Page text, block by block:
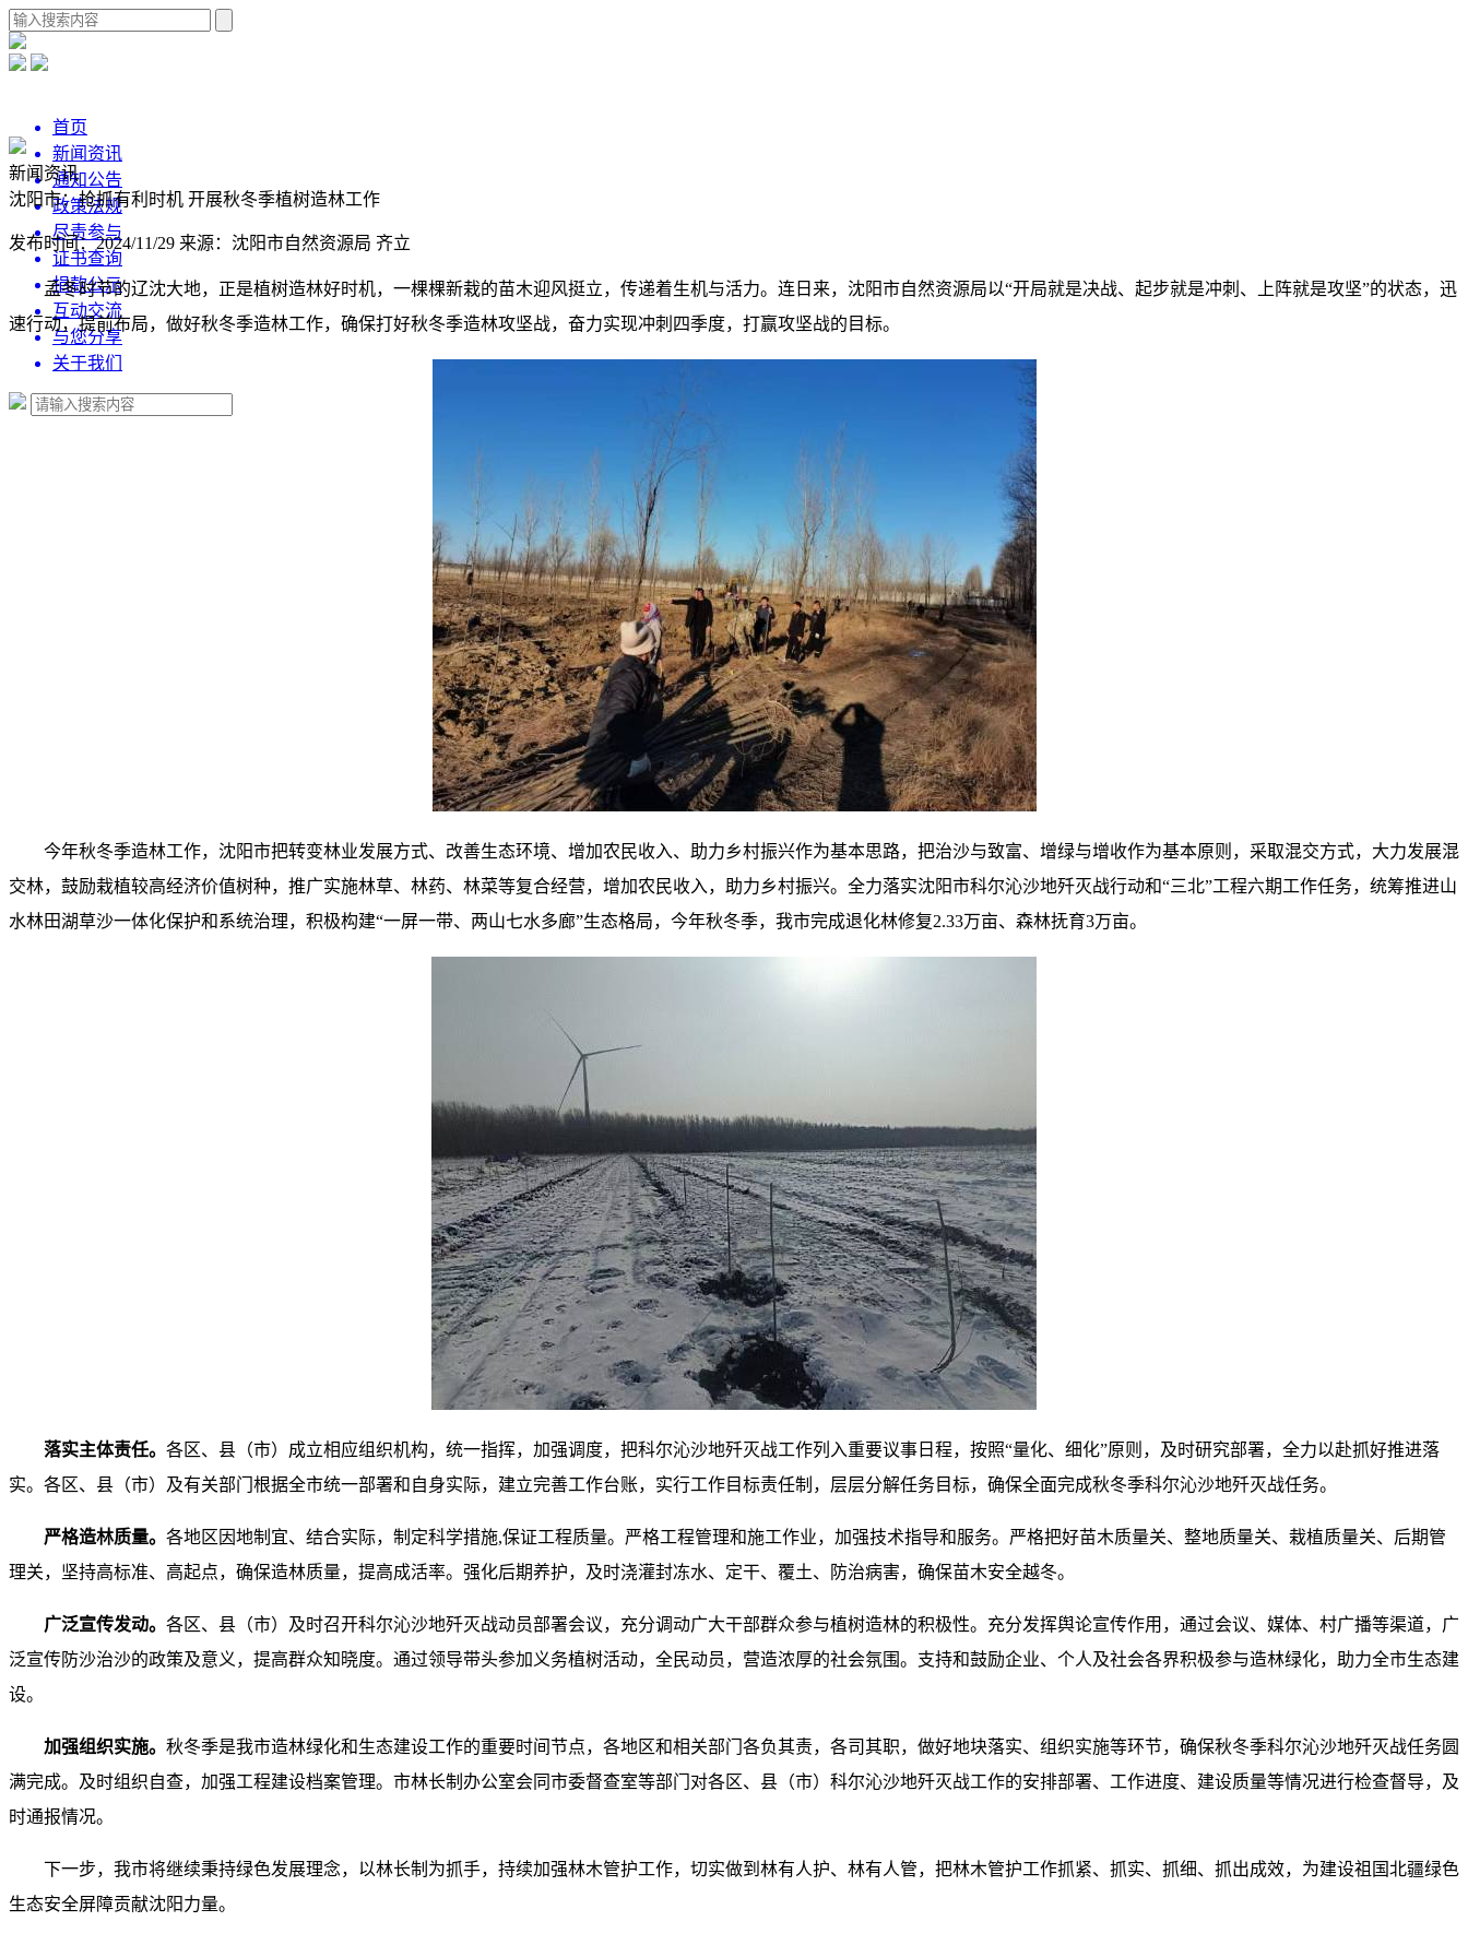
首页
新闻资讯
通知公告
政策法规
尽责参与
证书查询
捐款公示
互动交流
与您分享
关于我们
新闻资讯
沈阳市：抢抓有利时机 开展秋冬季植树造林工作
发布时间：2024/11/29 来源：沈阳市自然资源局 齐立
孟冬时节的辽沈大地，正是植树造林好时机，一棵棵新栽的苗木迎风挺立，传递着生机与活力。连日来，沈阳市自然资源局以“开局就是决战、起步就是冲刺、上阵就是攻坚”的状态，迅
速行动，提前布局，做好秋冬季造林工作，确保打好秋冬季造林攻坚战，奋力实现冲刺四季度，打赢攻坚战的目标。
今年秋冬季造林工作，沈阳市把转变林业发展方式、改善生态环境、增加农民收入、助力乡村振兴作为基本思路，把治沙与致富、增绿与增收作为基本原则，采取混交方式，大力发展混
交林，鼓励栽植较高经济价值树种，推广实施林草、林药、林菜等复合经营，增加农民收入，助力乡村振兴。全力落实沈阳市科尔沁沙地歼灭战行动和“三北”工程六期工作任务，统筹推进山
水林田湖草沙一体化保护和系统治理，积极构建“一屏一带、两山七水多廊”生态格局，今年秋冬季，我市完成退化林修复2.33万亩、森林抚育3万亩。
落实主体责任。 各区、县（市）成立相应组织机构，统一指挥，加强调度，把科尔沁沙地歼灭战工作列入重要议事日程，按照“量化、细化”原则，及时研究部署，全力以赴抓好推进落
实。各区、县（市）及有关部门根据全市统一部署和自身实际，建立完善工作台账，实行工作目标责任制，层层分解任务目标，确保全面完成秋冬季科尔沁沙地歼灭战任务。
严格造林质量。 各地区因地制宜、结合实际，制定科学措施,保证工程质量。严格工程管理和施工作业，加强技术指导和服务。严格把好苗木质量关、整地质量关、栽植质量关、后期管
理关，坚持高标准、高起点，确保造林质量，提高成活率。强化后期养护，及时浇灌封冻水、定干、覆土、防治病害，确保苗木安全越冬。
广泛宣传发动。 各区、县（市）及时召开科尔沁沙地歼灭战动员部署会议，充分调动广大干部群众参与植树造林的积极性。充分发挥舆论宣传作用，通过会议、媒体、村广播等渠道，广
泛宣传防沙治沙的政策及意义，提高群众知晓度。通过领导带头参加义务植树活动，全民动员，营造浓厚的社会氛围。支持和鼓励企业、个人及社会各界积极参与造林绿化，助力全市生态建
设。
加强组织实施。 秋冬季是我市造林绿化和生态建设工作的重要时间节点，各地区和相关部门各负其责，各司其职，做好地块落实、组织实施等环节，确保秋冬季科尔沁沙地歼灭战任务圆
满完成。及时组织自查，加强工程建设档案管理。市林长制办公室会同市委督查室等部门对各区、县（市）科尔沁沙地歼灭战工作的安排部署、工作进度、建设质量等情况进行检查督导，及
时通报情况。
下一步，我市将继续秉持绿色发展理念，以林长制为抓手，持续加强林木管护工作，切实做到林有人护、林有人管，把林木管护工作抓紧、抓实、抓细、抓出成效，为建设祖国北疆绿色
生态安全屏障贡献沈阳力量。